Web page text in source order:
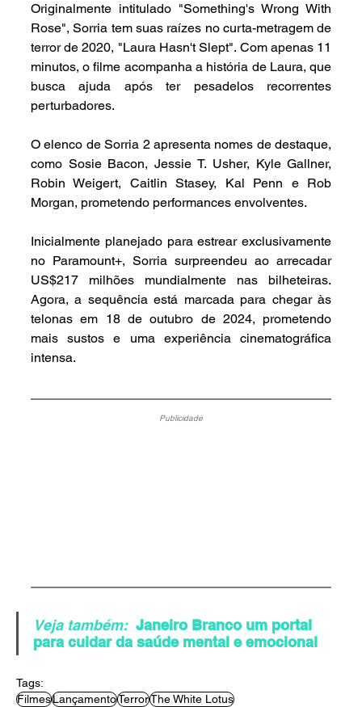
Originalmente intitulado "Something's Wrong With
Rose", Sorria tem suas raízes no curta-metragem de
terror de 2020, "Laura Hasn't Slept". Com apenas 11
minutos, o filme acompanha a história de Laura, que
busca ajuda após ter pesadelos recorrentes
perturbadores.
O elenco de Sorria 2 apresenta nomes de destaque,
como Sosie Bacon, Jessie T. Usher, Kyle Gallner,
Robin Weigert, Caitlin Stasey, Kal Penn e Rob
Morgan, prometendo performances envolventes.
Inicialmente planejado para estrear exclusivamente
no Paramount+, Sorria surpreendeu ao arrecadar
US$217 milhões mundialmente nas bilheteiras.
Agora, a sequência está marcada para chegar às
telonas em 18 de outubro de 2024, prometendo
mais sustos e uma experiência cinematográfica
intensa.
Publicidade
Veja também: Janeiro Branco um portal
para cuidar da saúde mental e emocional
Tags:
FilmesLançamentoTerrorThe White Lotus